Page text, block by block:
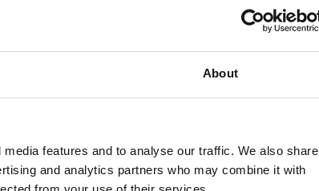
About
features and to analyse our traffic. We also share
and analytics partners who may combine it with